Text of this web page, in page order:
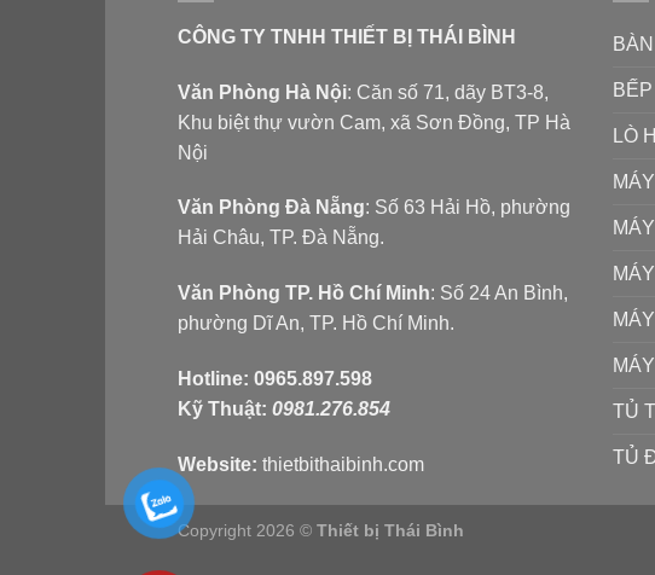
CÔNG TY TNHH THIẾT BỊ THÁI BÌNH
Văn Phòng Hà Nội: Căn số 71, dãy BT3-8,
Khu biệt thự vườn Cam, xã Sơn Đồng, TP Hà
Nội
Văn Phòng Đà Nẵng: Số 63 Hải Hồ, phường
Hải Châu, TP. Đà Nẵng.
Văn Phòng TP. Hồ Chí Minh: Số 24 An Bình,
phường Dĩ An, TP. Hồ Chí Minh.
Hotline: 0965.897.598
Kỹ Thuật: 0981.276.854
Website: thietbithaibinh.com
LÒ
TỦ
TỦ
Copyright 2026 © Thiết bị Thái Bình